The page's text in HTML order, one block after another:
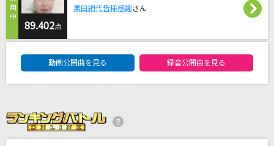
だから僕は音楽を辞めた
雨とカプチーノ
ヨルシカ
ノンフィクションズ
Da-iCE
89.402点
黒田絹代皆様感謝さん
動画公開曲を見る 録音公開曲を見る